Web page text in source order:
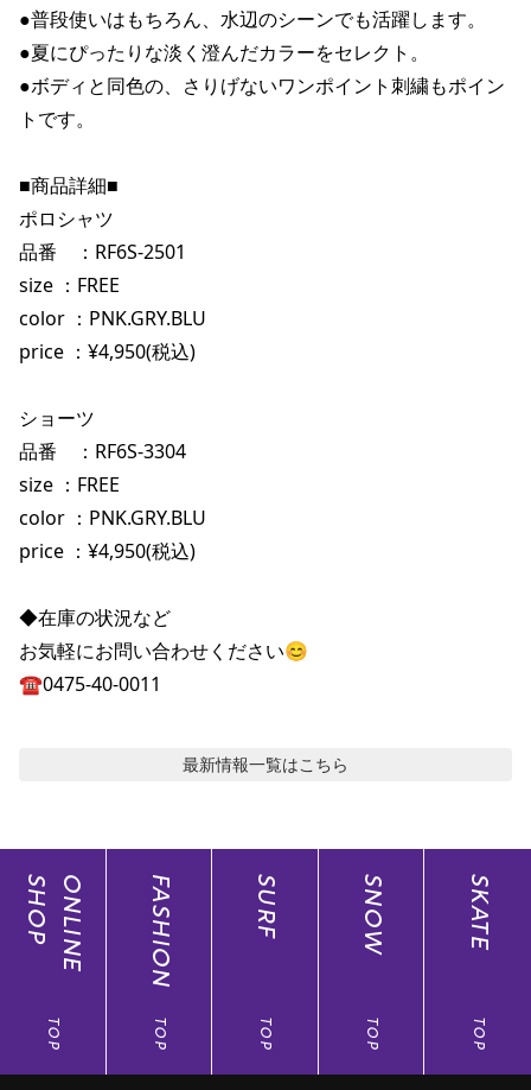
●普段使いはもちろん、水辺のシーンでも活躍します。
●夏にぴったりな淡く澄んだカラーをセレクト。
●ボディと同色の、さりげないワンポイント刺繍もポイン
トです。
■商品詳細■
ポロシャツ
品番　：RF6S-2501
size ：FREE
color ：PNK.GRY.BLU
price ：¥4,950(税込)
ショーツ
品番　：RF6S-3304
size ：FREE
color ：PNK.GRY.BLU
price ：¥4,950(税込)
◆在庫の状況など
お気軽にお問い合わせください😊
☎️0475-40-0011
最新情報一覧はこちら
ONLINE
SHOP
TOP
FASHION
TOP
SURF
TOP
SNOW
TOP
SKATE
TOP